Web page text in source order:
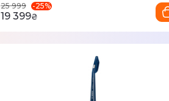
25 999
-25%
19 399₴